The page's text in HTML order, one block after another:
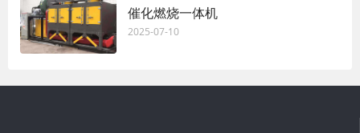
催化燃烧一体机
2025-07-10